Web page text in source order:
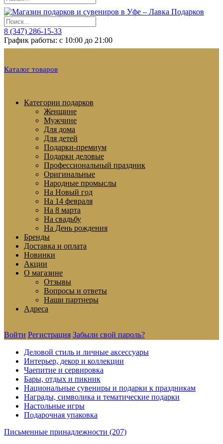
8 (347) 286-15-33
График работы: с 10:00 до 21:00
Каталог товаров
Категории подарков
Женщине
Мужчине
Для дома
Для детей
Подарки-премиум
Подарки деловые
Профессиональный праздник
Оригинальные
Народные промыслы
На Новый год
На 14 февраля
На 8 марта
На свадьбу
На День рождения
Бренды
Доставка и оплата
Новинки
Акции
О магазине
Отзывы
Вопросы и ответы
Наши партнеры
Адреса
Войти Регистрация Забыли свой пароль?
Деловой стиль и личные аксессуары
Интерьер, декор и коллекции
Чаепитие и сервировка
Бары, отдых и пикник
Национальные сувениры и подарки к праздникам
Награды, символика и тематические подарки
Настольные игры
Подарочная упаковка
Письменные принадлежности (207)